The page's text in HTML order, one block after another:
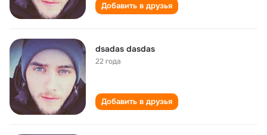
Добавить в друзья
dsadas dasdas
22 года
Добавить в друзья